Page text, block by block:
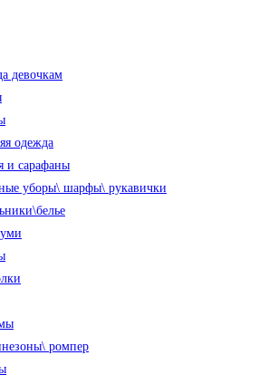
девочкам
одежда
и сарафаны
уборы\ шарфы\ рукавички
ромпер